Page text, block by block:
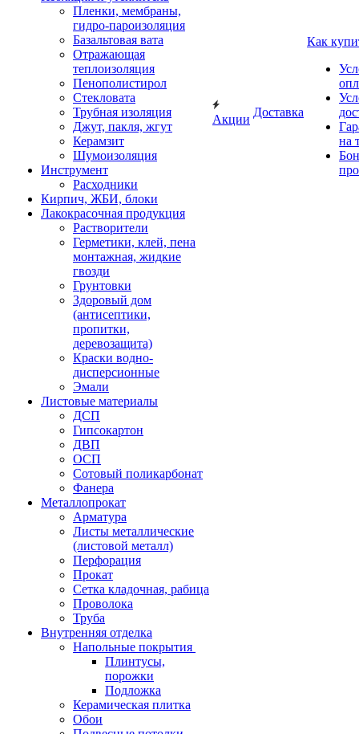
Пленки, мембраны,
гидро-пароизоляция
Базальтовая вата
Отражающая
теплоизоляция
Пенополистирол
Стекловата
Трубная изоляция
Джут, пакля, жгут
Керамзит
Шумоизоляция
Инструмент
Расходники
Кирпич, ЖБИ, блоки
Лакокрасочная продукция
Растворители
Герметики, клей, пена
монтажная, жидкие
гвозди
Грунтовки
Здоровый дом
(антисептики,
пропитки,
деревозащита)
Краски водно-
дисперсионные
Эмали
Листовые материалы
ДСП
Гипсокартон
ДВП
ОСП
Сотовый поликарбонат
Фанера
Металлопрокат
Арматура
Листы металлические
(листовой металл)
Перфорация
Прокат
Сетка кладочная, рабица
Проволока
Труба
Внутренняя отделка
Напольные покрытия
Плинтусы,
порожки
Подложка
Керамическая плитка
Обои
Акции
Доставка
Как
на